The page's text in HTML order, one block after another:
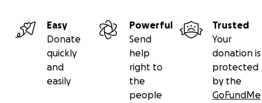
Easy
Donate
quickly
and
easily
Powerful
Send
help
right to
the
people
Trusted
Your
donation is
protected
by the
GoFundMe